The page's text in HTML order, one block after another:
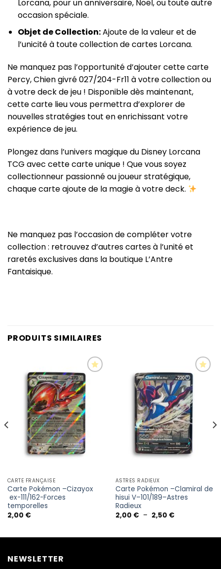
Lorcana, pour un anniversaire, Noël, ou toute autre
occasion spéciale.
Objet de Collection:Ajoute de la valeur et de
l’unicité à toute collection de cartes Lorcana.
Ne manquez pas l’opportunité d’ajouter cette carte
Percy, Chien givré 027/204-Fr11 à votre collection ou
à votre deck de jeu ! Disponible dès maintenant,
cette carte lieu vous permettra d’explorer de
nouvelles stratégies tout en enrichissant votre
expérience de jeu.
Plongez dans l’univers magique du Disney Lorcana
TCG avec cette carte unique ! Que vous soyez
collectionneur passionné ou joueur stratégique,
chaque carte ajoute de la magie à votre deck.
Ne manquez pas l’occasion de compléter votre
collection : retrouvez d’autres cartes à l’unité et
raretés exclusives dans la boutique L’Antre
Fantaisique.
PRODUITS SIMILAIRES
CARTE FRANÇAISE
Carte Pokémon –Cizayox
ex-111/162-Forces
temporelles
2,00 €
ASTRES RADIEUX
Carte Pokémon –Clamiral de
hisui V–101/189–Astres
Radieux
2,00 € – 2,50 €Plage
à
NEWSLETTER